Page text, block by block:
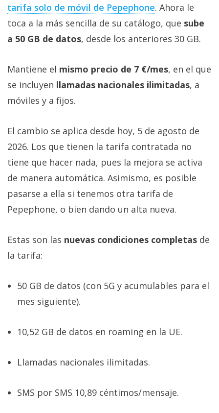
tarifa solo de móvil de Pepephone‎. Ahora le
toca a la más sencilla de su catálogo, que sube
a 50 GB de datos, desde los anteriores 30 GB.
Mantiene el mismo precio de 7 €/mes, en el que
se incluyen llamadas nacionales ilimitadas, a
móviles y a fijos.
El cambio se aplica desde hoy, 5 de agosto de
2026. Los que tienen la tarifa contratada no
tiene que hacer nada, pues la mejora se activa
de manera automática. Asimismo, es posible
pasarse a ella si tenemos otra tarifa de
Pepephone, o bien dando un alta nueva.
Estas son las nuevas condiciones completas de
la tarifa:
50 GB de datos (con 5G y acumulables para el
mes siguiente).
10,52 GB de datos en roaming en la UE.
Llamadas nacionales ilimitadas.
SMS por SMS 10,89 céntimos/mensaje.